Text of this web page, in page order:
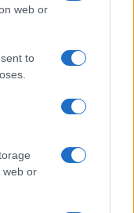
web or
to
web or
περιοχές.
για νοικοκυριά
ομάδες, όπως
καθώς και
με οικοδομική